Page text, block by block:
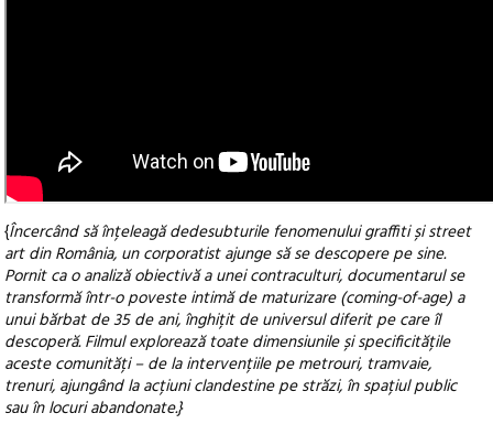
{Încercând să înțeleagă dedesubturile fenomenului graffiti și street
art din România, un corporatist ajunge să se descopere pe sine.
Pornit ca o analiză obiectivă a unei contraculturi, documentarul se
transformă într-o poveste intimă de maturizare (coming-of-age) a
unui bărbat de 35 de ani, înghițit de universul diferit pe care îl
descoperă. Filmul explorează toate dimensiunile și specificitățile
aceste comunități – de la intervențiile pe metrouri, tramvaie,
trenuri, ajungând la acțiuni clandestine pe străzi, în spațiul public
sau în locuri abandonate.}